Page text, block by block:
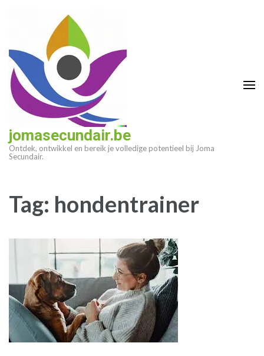
(druk
enter)
jomasecundair.be
Ontdek, ontwikkel en bereik je volledige potentieel bij Joma
Secundair.
Tag: hondentrainer